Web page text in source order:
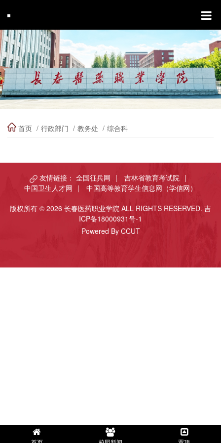
首页 行政部门 教务处 综合科
友情链接： 全国征兵网 | 吉林省教育考试院 |
中国卫生人才网 | 中国高等教育学生信息网（学信网）
版权所有 © 2026 长春医药职业学院 ALL RIGHTS RESERVED. 吉
ICP备18000931号-1
Powered By CCUT